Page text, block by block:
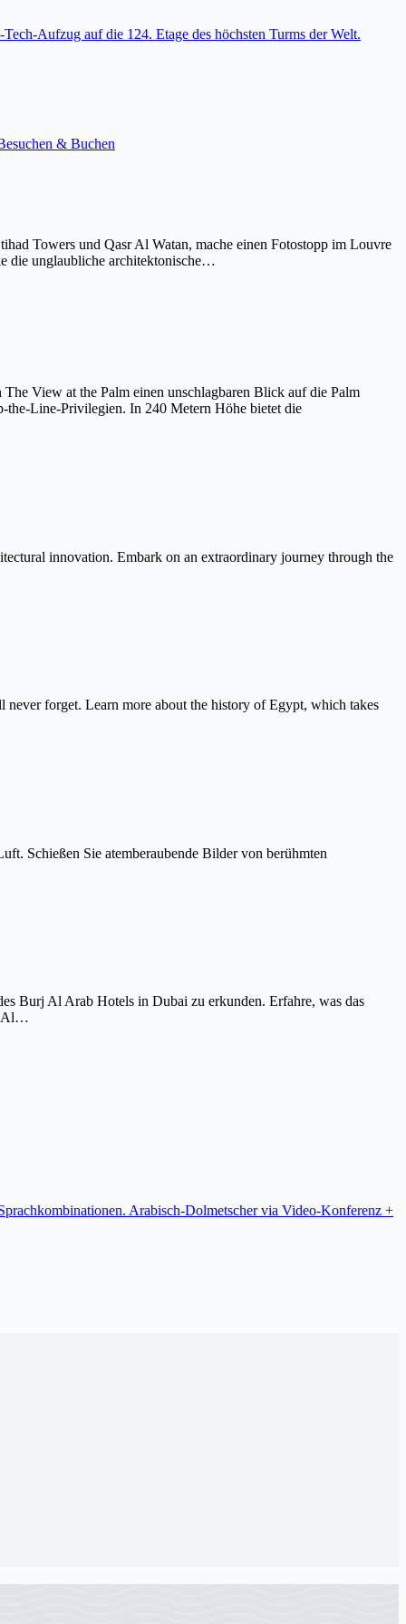
Aufzug auf die 124. Etage des höchsten Turms der Welt.
& Buchen
Towers und Qasr Al Watan, mache einen Fotostopp im Louvre
die unglaubliche architektonische…
View at the Palm einen unschlagbaren Blick auf die Palm
the-Line-Privilegien. In 240 Metern Höhe bietet die
innovation. Embark on an extraordinary journey through the
forget. Learn more about the history of Egypt, which takes
Schießen Sie atemberaubende Bilder von berühmten
Burj Al Arab Hotels in Dubai zu erkunden. Erfahre, was das
Al…
Arabisch-Dolmetscher via Video-Konferenz +